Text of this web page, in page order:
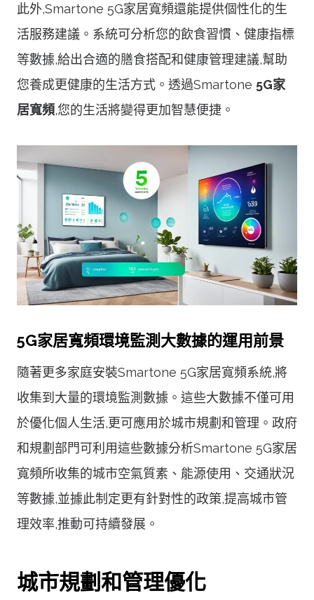
此外,Smartone 5G家居寬頻還能提供個性化的生
活服務建議。系統可分析您的飲食習慣、健康指標
等數據,給出合適的膳食搭配和健康管理建議,幫助
您養成更健康的生活方式。透過Smartone 5G家
居寬頻,您的生活將變得更加智慧便捷。
5G家居寬頻環境監測大數據的運用前景
隨著更多家庭安裝Smartone 5G家居寬頻系統,將
收集到大量的環境監測數據。這些大數據不僅可用
於優化個人生活,更可應用於城市規劃和管理。政府
和規劃部門可利用這些數據分析Smartone 5G家居
寬頻所收集的城市空氣質素、能源使用、交通狀況
等數據,並據此制定更有針對性的政策,提高城市管
理效率,推動可持續發展。
城市規劃和管理優化